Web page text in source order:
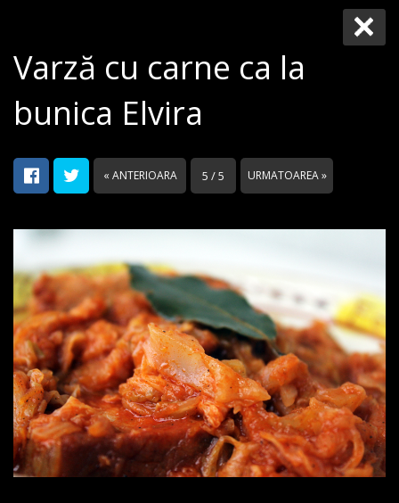
Varză cu carne ca la
bunica Elvira
« ANTERIOARA 5 / 5 URMATOAREA »